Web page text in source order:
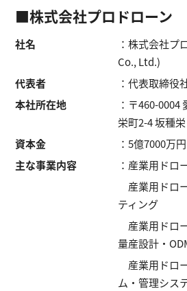
■株式会社プロドローン
社名
：株式会社プ
Co., Ltd.)
代表者
：代表取締役
本社所在地
：〒460-
栄町2-4 坂種
資本金
：5億7000万円
主な事業内容
：産業用ドロ
産業用ドロ
ティング
産業用ドロ
量産設計・
産業用ドロ
ム・管理シス